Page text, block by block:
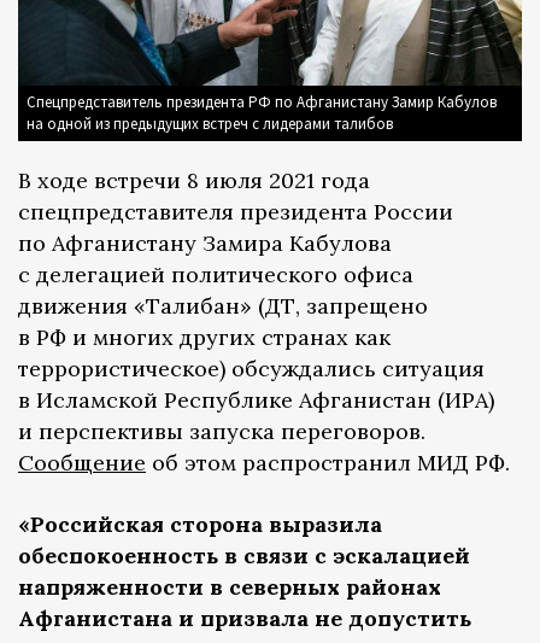
Спецпредставитель президента РФ по Афганистану Замир Кабулов
на одной из предыдущих встреч с лидерами талибов
В ходе встречи 8 июля 2021 года
спецпредставителя президента России
по Афганистану Замира Кабулова
с делегацией политического офиса
движения «Талибан» (ДТ, запрещено
в РФ и многих других странах как
террористическое) обсуждались ситуация
в Исламской Республике Афганистан (ИРА)
и перспективы запуска переговоров.
Сообщение об этом распространил МИД РФ.
«Российская сторона выразила
обеспокоенность в связи с эскалацией
напряженности в северных районах
Афганистана и призвала не допустить